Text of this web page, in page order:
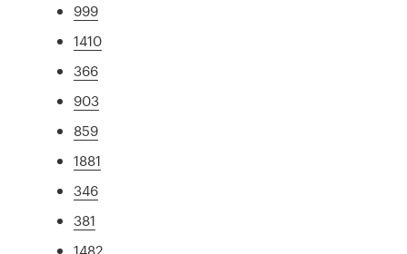
999
1410
366
903
859
1881
346
381
1482